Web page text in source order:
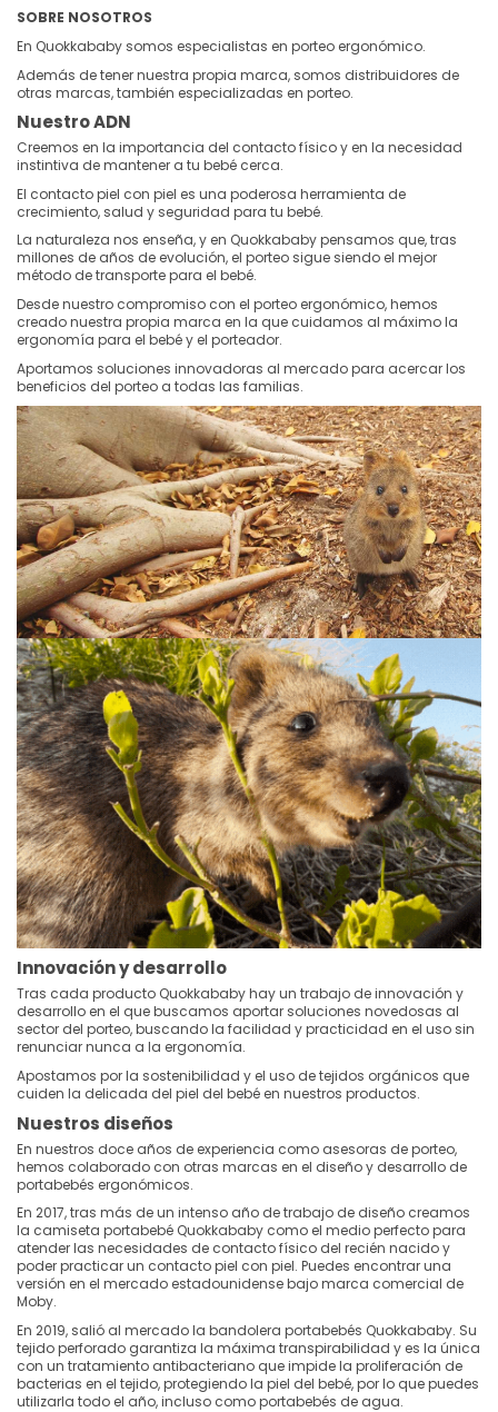
SOBRE NOSOTROS
En Quokkababy somos especialistas en porteo ergonómico.
Además de tener nuestra propia marca, somos distribuidores de
otras marcas, también especializadas en porteo.
Nuestro ADN
Creemos en la importancia del contacto físico y en la necesidad
instintiva de mantener a tu bebé cerca.
El contacto piel con piel es una poderosa herramienta de
crecimiento, salud y seguridad para tu bebé.
La naturaleza nos enseña, y en Quokkababy pensamos que, tras
millones de años de evolución, el porteo sigue siendo el mejor
método de transporte para el bebé.
Desde nuestro compromiso con el porteo ergonómico, hemos
creado nuestra propia marca en la que cuidamos al máximo la
ergonomía para el bebé y el porteador.
Aportamos soluciones innovadoras al mercado para acercar los
beneficios del porteo a todas las familias.
Innovación y desarrollo
Tras cada producto Quokkababy hay un trabajo de innovación y
desarrollo en el que buscamos aportar soluciones novedosas al
sector del porteo, buscando la facilidad y practicidad en el uso sin
renunciar nunca a la ergonomía.
Apostamos por la sostenibilidad y el uso de tejidos orgánicos que
cuiden la delicada del piel del bebé en nuestros productos.
Nuestros diseños
En nuestros doce años de experiencia como asesoras de porteo,
hemos colaborado con otras marcas en el diseño y desarrollo de
portabebés ergonómicos.
En 2017, tras más de un intenso año de trabajo de diseño creamos
la camiseta portabebé Quokkababy como el medio perfecto para
atender las necesidades de contacto físico del recién nacido y
poder practicar un contacto piel con piel. Puedes encontrar una
versión en el mercado estadounidense bajo marca comercial de
Moby.
En 2019, salió al mercado la bandolera portabebés Quokkababy. Su
tejido perforado garantiza la máxima transpirabilidad y es la única
con un tratamiento antibacteriano que impide la proliferación de
bacterias en el tejido, protegiendo la piel del bebé, por lo que puedes
utilizarla todo el año, incluso como portabebés de agua.